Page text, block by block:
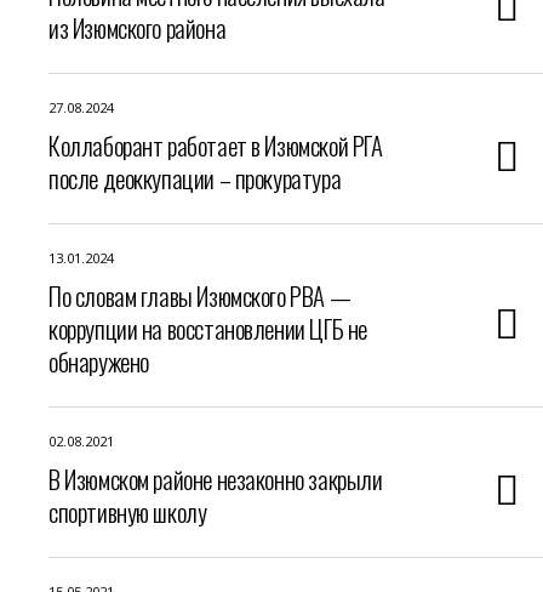
из Изюмского района
27.08.2024
Коллаборант работает в Изюмской РГА
после деоккупации – прокуратура
13.01.2024
По словам главы Изюмского РВА —
коррупции на восстановлении ЦГБ не
обнаружено
02.08.2021
В Изюмском районе незаконно закрыли
спортивную школу